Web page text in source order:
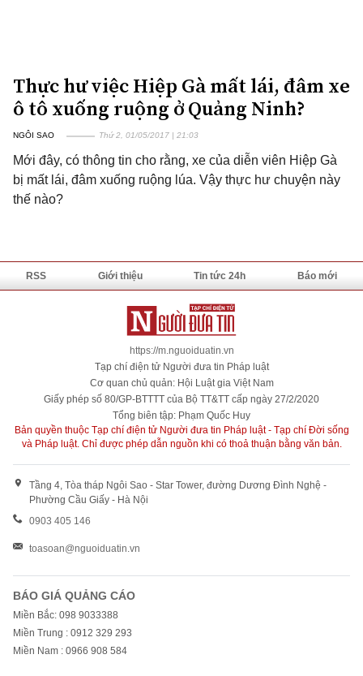
Thực hư việc Hiệp Gà mất lái, đâm xe
ô tô xuống ruộng ở Quảng Ninh?
NGÔI SAO Thứ 2, 01/05/2017 | 21:03
Mới đây, có thông tin cho rằng, xe của diễn viên Hiệp Gà
bị mất lái, đâm xuống ruộng lúa. Vậy thực hư chuyện này
thế nào?
RSS Giới thiệu Tin tức 24h Báo mới
https://m.nguoiduatin.vn
Tạp chí điện tử Người đưa tin Pháp luật
Cơ quan chủ quản: Hội Luật gia Việt Nam
Giấy phép số 80/GP-BTTTT của Bộ TT&TT cấp ngày 27/2/2020
Tổng biên tập: Phạm Quốc Huy
Bản quyền thuộc Tạp chí điện tử Người đưa tin Pháp luật - Tạp chí Đời sống
và Pháp luật. Chỉ được phép dẫn nguồn khi có thoả thuận bằng văn bản.
Tầng 4, Tòa tháp Ngôi Sao - Star Tower, đường Dương Đình Nghệ -
Phường Cầu Giấy - Hà Nội
0903 405 146
toasoan@nguoiduatin.vn
BÁO GIÁ QUẢNG CÁO
Miền Bắc: 098 9033388
Miền Trung : 0912 329 293
Miền Nam : 0966 908 584